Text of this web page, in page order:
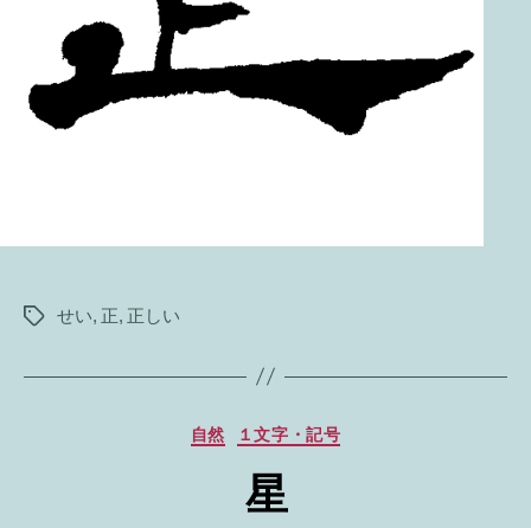
タ
せい, 正, 正しい
カ
ゴ
リ
自然 １文字・記号
星